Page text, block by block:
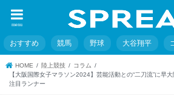
menu
おすすめ 競馬 野球 大谷翔平
HOME 陸上競技
コラム
【大阪国際女子マラソン2024】芸能活動との“二刀流”に
注目ランナー